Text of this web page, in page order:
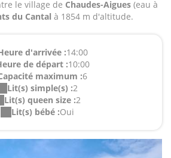
le village de Chaudes-Aigues (eau à
du Cantal à 1854 m d'altitude.
d'arrivée :14:00
de départ :10:00
maximum :6
Lit(s) simple(s) :2
Lit(s) queen size :2
Lit(s) bébé :Oui